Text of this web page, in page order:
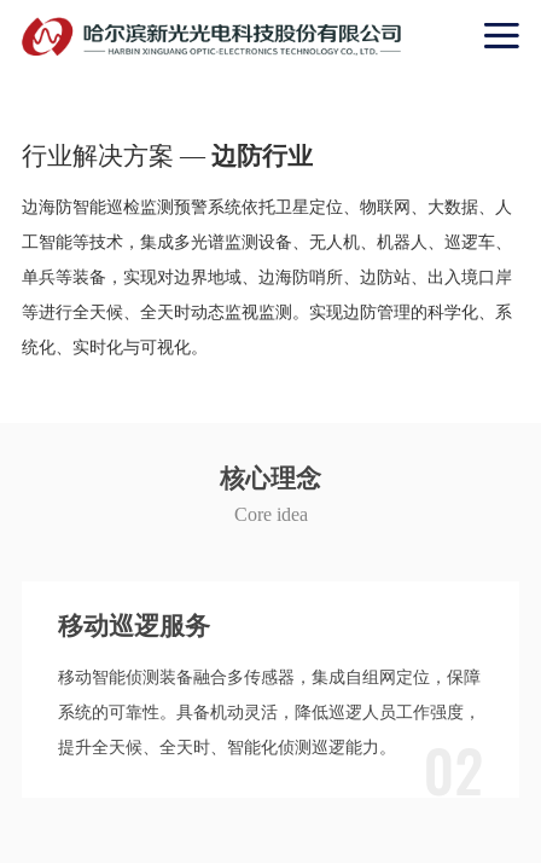
行业解决方案 —边防行业
边海防智能巡检监测预警系统依托卫星定位、物联网、大数据、人
工智能等技术，集成多光谱监测设备、无人机、机器人、巡逻车、
单兵等装备，实现对边界地域、边海防哨所、边防站、出入境口岸
等进行全天候、全天时动态监视监测。实现边防管理的科学化、系
统化、实时化与可视化。
核心理念
Core idea
移动巡逻服务
移动智能侦测装备融合多传感器，集成自组网定位，保障
系统的可靠性。具备机动灵活，降低巡逻人员工作强度，
提升全天候、全天时、智能化侦测巡逻能力。